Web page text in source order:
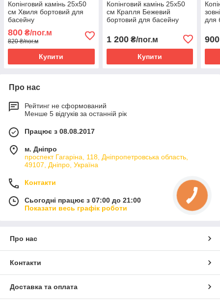
Копінговий камінь 25х50
см Хвиля бортовий для
басейну
800 ₴/пог.м
820 ₴/пог.м
Купити
Копінговий камінь 25х50
см Крапля Бежевий
бортовий для басейну
1 200₴/пог.м
Купити
для
900
Про нас
Рейтинг не сформований
Менше 5 відгуків за останній рік
Працює з 08.08.2017
м. Дніпро
проспект Гагаріна, 118, Дніпропетровська область,
49107, Дніпро, Україна
Контакти
Сьогодні працює з 07:00 до 21:00
Показати весь графік роботи
Про нас
Контакти
Доставка та оплата